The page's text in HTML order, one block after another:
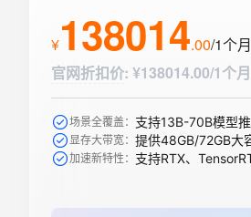
¥138014.00/1个月
官网折扣价: ¥138014.00/1个月
场景全覆盖：
显存大带宽：
加速新特性：